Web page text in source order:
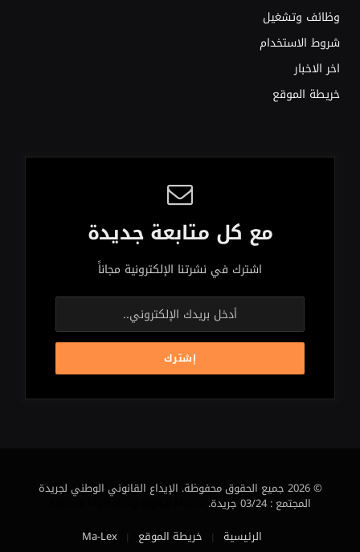
وظائف وتشغيل
شروط الاستخدام
اخر الاخبار
خريطة الموقع
مع كل متابعة جديدة
اشترك في نشرتنا الإلكترونية مجاناً
© 2026 جميع الحقوق محفوظة. الإيداع القانوني الوطني لجريدة
المجتمع : 03/24 جريدة.
الرئيسية
خريطة الموقع
Ma-Lex